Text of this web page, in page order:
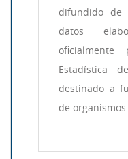
difundido de
datos
Estadística
destinado a
de